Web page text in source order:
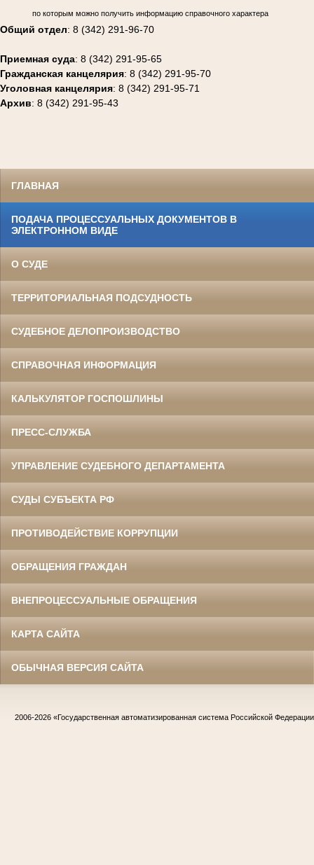
по которым можно получить информацию справочного характера
Общий отдел: 8 (342) 291-96-70
Приемная суда: 8 (342) 291-95-65
Гражданская канцелярия: 8 (342) 291-95-70
Уголовная канцелярия: 8 (342) 291-95-71
Архив: 8 (342) 291-95-43
ГЛАВНАЯ
ПОДАЧА ПРОЦЕССУАЛЬНЫХ ДОКУМЕНТОВ В
ЭЛЕКТРОННОМ ВИДЕ
О СУДЕ
ТЕРРИТОРИАЛЬНАЯ ПОДСУДНОСТЬ
СУДЕБНОЕ ДЕЛОПРОИЗВОДСТВО
СПРАВОЧНАЯ ИНФОРМАЦИЯ
КАЛЬКУЛЯТОР ГОСПОШЛИНЫ
ПРЕСС-СЛУЖБА
УПРАВЛЕНИЕ СУДЕБНОГО ДЕПАРТАМЕНТА
СУДЫ СУБЪЕКТА РФ
ПРОТИВОДЕЙСТВИЕ КОРРУПЦИИ
ОБРАЩЕНИЯ ГРАЖДАН
ВНЕПРОЦЕССУАЛЬНЫЕ ОБРАЩЕНИЯ
КАРТА САЙТА
ОБЫЧНАЯ ВЕРСИЯ САЙТА
2006-2026 «Государственная автоматизированная система Российской